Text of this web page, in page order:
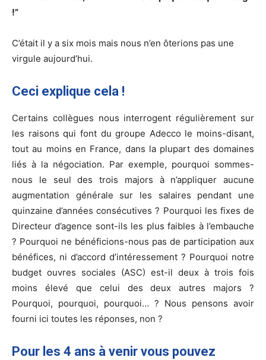
!”
C’était il y a six mois mais nous n’en ôterions pas une
virgule aujourd’hui.
Ceci explique cela !
Certains collègues nous interrogent régulièrement sur
les raisons qui font du groupe Adecco le moins-disant,
tout au moins en France, dans la plupart des domaines
liés à la négociation. Par exemple, pourquoi sommes-
nous le seul des trois majors à n’appliquer aucune
augmentation générale sur les salaires pendant une
quinzaine d’années consécutives ? Pourquoi les fixes de
Directeur d’agence sont-ils les plus faibles à l’embauche
? Pourquoi ne bénéficions-nous pas de participation aux
bénéfices, ni d’accord d’intéressement ? Pourquoi notre
budget ouvres sociales (ASC) est-il deux à trois fois
moins élevé que celui des deux autres majors ?
Pourquoi, pourquoi, pourquoi… ? Nous pensons avoir
fourni ici toutes les réponses, non ?
Pour les 4 ans à venir vous pouvez